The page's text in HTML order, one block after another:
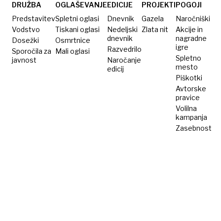
in mu
kradla
pokojnino
kradla
in
pretepala
DRUŽBA
Predstavitev
Vodstvo
Dosežki
Sporočila za
javnost
OGLAŠEVANJE
Spletni oglasi
Tiskani oglasi
Osmrtnice
Mali oglasi
EDICIJE
Dnevnik
Nedeljski
dnevnik
Razvedrilo
Naročanje
edicij
PROJEKTI
Gazela
Zlata nit
POGOJI
Naročniški
Akcije in
nagradne
igre
Spletno
mesto
Piškotki
Avtorske
pravice
Volilna
kampanja
Zasebnost